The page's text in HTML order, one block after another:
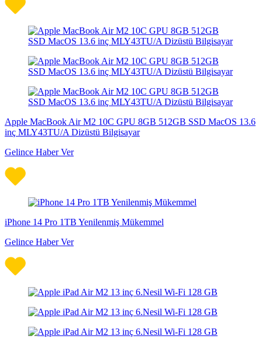
Apple MacBook Air M2 10C GPU 8GB 512GB SSD MacOS 13.6
inç MLY43TU/A Dizüstü Bilgisayar
Gelince Haber Ver
iPhone 14 Pro 1TB Yenilenmiş Mükemmel
Gelince Haber Ver